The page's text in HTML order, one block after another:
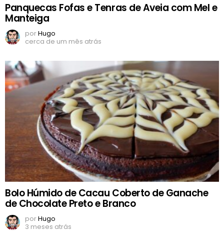
Panquecas Fofas e Tenras de Aveia com Mel e
Manteiga
porHugo
cerca de um mês atrás
Bolo Húmido de Cacau Coberto de Ganache
de Chocolate Preto e Branco
porHugo
3 meses atrás